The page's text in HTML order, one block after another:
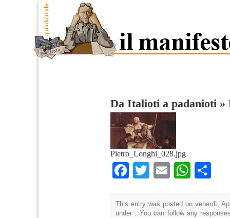
Da Italioti a padanioti »
Pietro_Longhi_028.jpg
Facebook
TwitterEmail
This entry was posted on venerdì,
under . You can follow any